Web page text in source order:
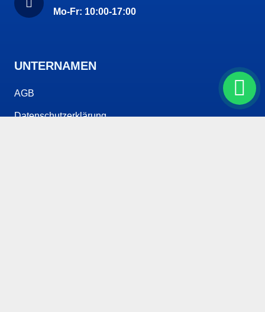
Mo-Fr: 10:00-17:00
UNTERNAMEN
AGB
Datenschutzerklärung